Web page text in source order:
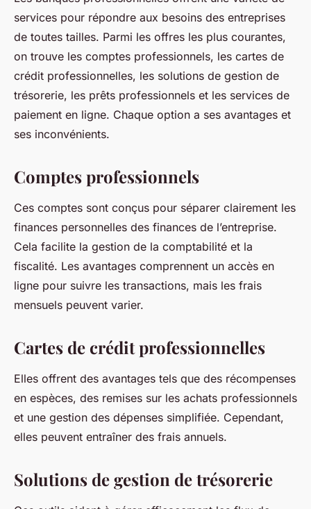
services pour répondre aux besoins des entreprises
de toutes tailles. Parmi les offres les plus courantes,
on trouve les comptes professionnels, les cartes de
crédit professionnelles, les solutions de gestion de
trésorerie, les prêts professionnels et les services de
paiement en ligne. Chaque option a ses avantages et
ses inconvénients.
Comptes professionnels
Ces comptes sont conçus pour séparer clairement les
finances personnelles des finances de l’entreprise.
Cela facilite la gestion de la comptabilité et la
fiscalité. Les avantages comprennent un accès en
ligne pour suivre les transactions, mais les frais
mensuels peuvent varier.
Cartes de crédit professionnelles
Elles offrent des avantages tels que des récompenses
en espèces, des remises sur les achats professionnels
et une gestion des dépenses simplifiée. Cependant,
elles peuvent entraîner des frais annuels.
Solutions de gestion de trésorerie